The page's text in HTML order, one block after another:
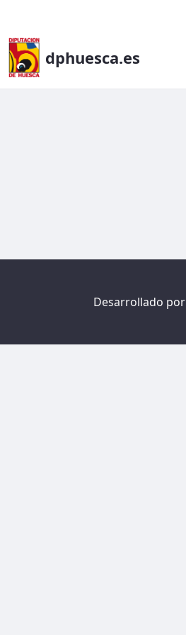
dphuesca.es
Desarrollado por